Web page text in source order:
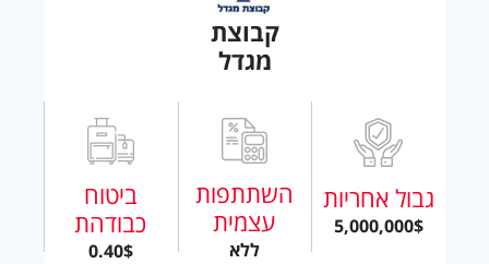
קבוצת
מגדל
גבול אחריות
5,000,000$
השתתפות
עצמית
ללא
ביטוח
כבודהת
0.40$